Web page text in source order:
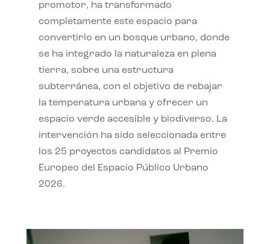
promotor, ha transformado
completamente este espacio para
convertirlo en un bosque urbano, donde
se ha integrado la naturaleza en plena
tierra, sobre una estructura
subterránea, con el objetivo de rebajar
la temperatura urbana y ofrecer un
espacio verde accesible y biodiverso. La
intervención ha sido seleccionada entre
los 25 proyectos candidatos al Premio
Europeo del Espacio Público Urbano
2026.